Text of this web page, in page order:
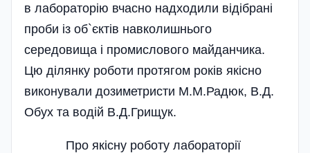
в лабораторію вчасно надходили відібрані
проби із об`єктів навколишнього
середовища і промислового майданчика.
Цю ділянку роботи протягом років якісно
виконували дозиметристи М.М.Радюк, В.Д.
Обух та водій В.Д.Грищук.
Про якісну роботу лабораторії